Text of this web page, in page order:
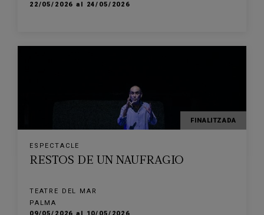
22/05/2026 al 24/05/2026
FINALITZADA
ESPECTACLE
RESTOS DE UN NAUFRAGIO
TEATRE DEL MAR
PALMA